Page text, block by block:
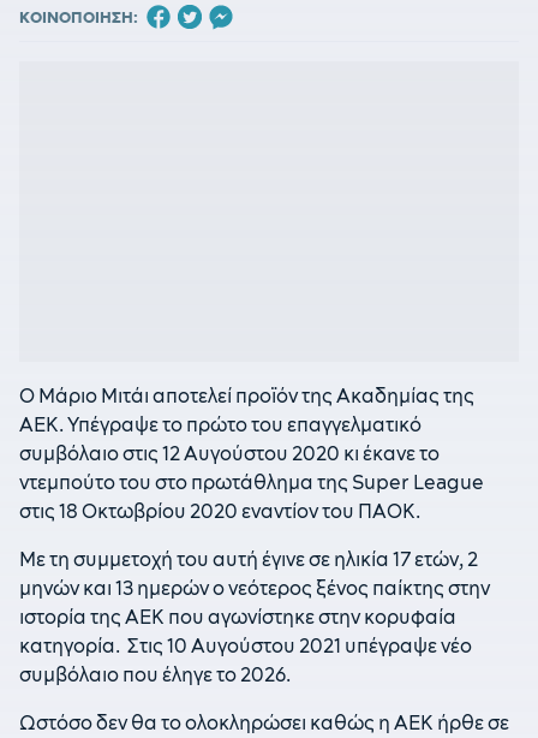
ΚΟΙΝΟΠΟΙΗΣΗ:
Ο Μάριο Μιτάι αποτελεί προϊόν της Ακαδημίας της
ΑΕΚ. Υπέγραψε το πρώτο του επαγγελματικό
συμβόλαιο στις 12 Αυγούστου 2020 κι έκανε το
ντεμπούτο του στο πρωτάθλημα της Super League
στις 18 Οκτωβρίου 2020 εναντίον του ΠΑΟΚ.
Με τη συμμετοχή του αυτή έγινε σε ηλικία 17 ετών, 2
μηνών και 13 ημερών ο νεότερος ξένος παίκτης στην
ιστορία της ΑΕΚ που αγωνίστηκε στην κορυφαία
κατηγορία. Στις 10 Αυγούστου 2021 υπέγραψε νέο
συμβόλαιο που έληγε το 2026.
Ωστόσο δεν θα το ολοκληρώσει καθώς η ΑΕΚ ήρθε σε